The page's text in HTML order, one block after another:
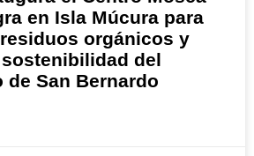
en Isla Múcura para
orgánicos y
del
de San Bernardo